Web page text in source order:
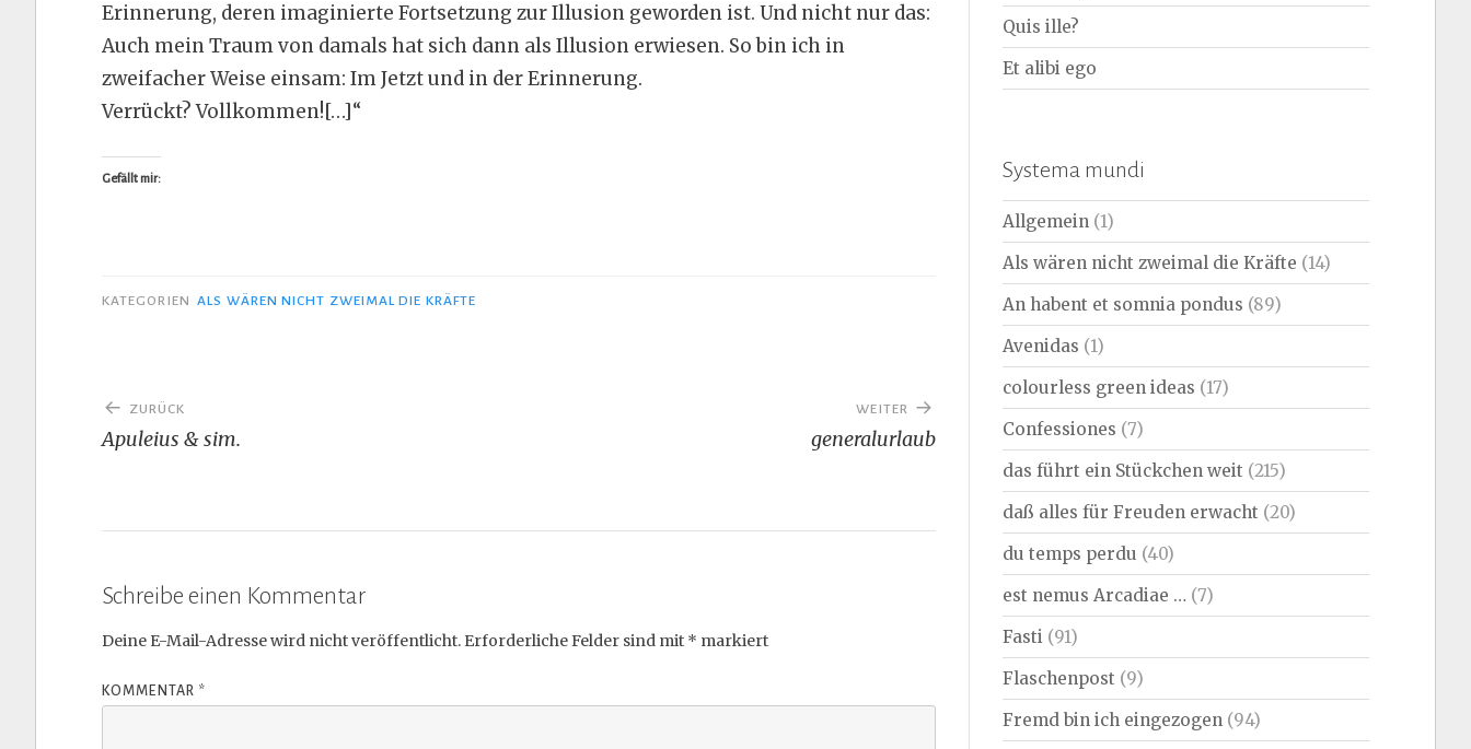
Erinnerung, deren imaginierte Fortsetzung zur Illusion geworden ist. Und nicht nur das:
Auch mein Traum von damals hat sich dann als Illusion erwiesen. So bin ich in
zweifacher Weise einsam: Im Jetzt und in der Erinnerung.
Verrückt? Vollkommen![…]“
Gefällt mir:
KATEGORIEN ALS WÄREN NICHT ZWEIMAL DIE KRÄFTE
Beitragsnavigation
ZURÜCK
Apuleius & sim.
WEITER
generalurlaub
Schreibe einen Kommentar
Deine E-Mail-Adresse wird nicht veröffentlicht. Erforderliche Felder sind mit * markiert
KOMMENTAR *
Quis ille?
Et alibi ego
Systema mundi
Allgemein (1)
Als wären nicht zweimal die Kräfte (14)
An habent et somnia pondus (89)
Avenidas (1)
colourless green ideas (17)
Confessiones (7)
das führt ein Stückchen weit (215)
daß alles für Freuden erwacht (20)
du temps perdu (40)
est nemus Arcadiae … (7)
Fasti (91)
Flaschenpost (9)
Fremd bin ich eingezogen (94)